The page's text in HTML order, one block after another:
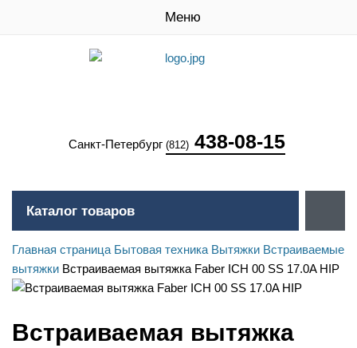
Меню
Санкт-Петербург (812) 438-08-15
Каталог товаров
Главная страница Бытовая техника Вытяжки Встраиваемые
вытяжки Встраиваемая вытяжка Faber ICH 00 SS 17.0A HIP
Встраиваемая вытяжка